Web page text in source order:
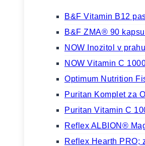
B&F Vitamin B12
B&F ZMA® 90 kapsul
NOW Inozitol v
NOW Vitamin C
Optimum Nutrition
Puritan Komplet za
Puritan Vitamin C
Reflex ALBION®
Reflex Hearth PRO;